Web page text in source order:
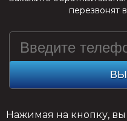
перезвонят
Нажимая на кнопку, вы